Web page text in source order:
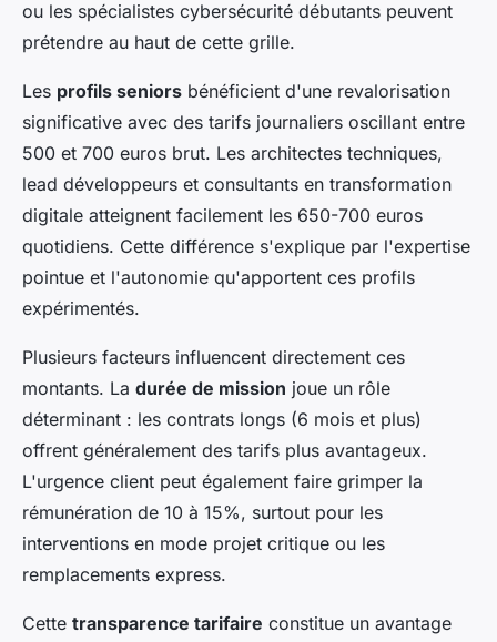
ou les spécialistes cybersécurité débutants peuvent
prétendre au haut de cette grille.
Les profils seniors bénéficient d'une revalorisation
significative avec des tarifs journaliers oscillant entre
500 et 700 euros brut. Les architectes techniques,
lead développeurs et consultants en transformation
digitale atteignent facilement les 650-700 euros
quotidiens. Cette différence s'explique par l'expertise
pointue et l'autonomie qu'apportent ces profils
expérimentés.
Plusieurs facteurs influencent directement ces
montants. La durée de mission joue un rôle
déterminant : les contrats longs (6 mois et plus)
offrent généralement des tarifs plus avantageux.
L'urgence client peut également faire grimper la
rémunération de 10 à 15%, surtout pour les
interventions en mode projet critique ou les
remplacements express.
Cette transparence tarifaire constitue un avantage